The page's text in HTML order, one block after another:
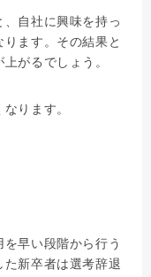
自社に興味を持っ
ます。その結果と
がるでしょう。
ります。
早い段階から行う
た新卒者は選考辞退